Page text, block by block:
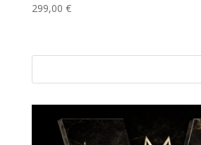
299,00 €